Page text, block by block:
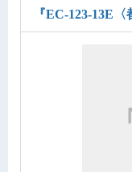
『EC-123-13E